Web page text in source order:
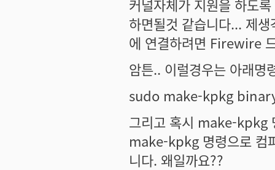
커널자체가 지원을 하도
하면될것 같습니다... 제
에 연결하려면 Firewire
암튼.. 이럴경우는 아래명
sudo make-kpkg
그리고 혹시 make-kpkg
make-kpkg 명령으로 컴
니다. 왜일까요??